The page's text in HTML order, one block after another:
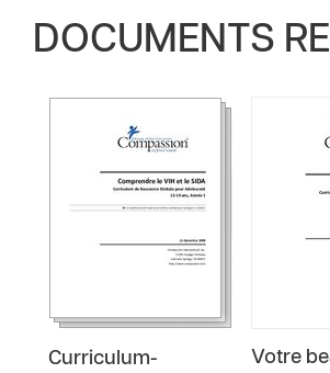
DOCUMENTS
Curriculum-
Votre